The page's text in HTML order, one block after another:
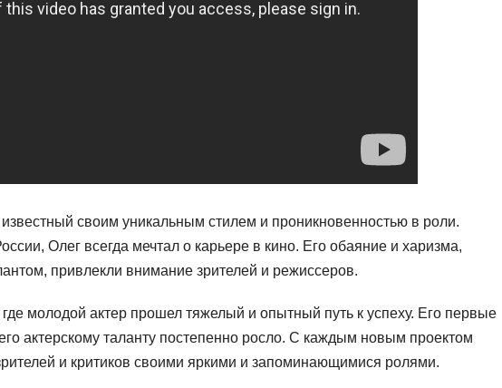
своим уникальным стилем и проникновенностью в роли.
Олег всегда мечтал о карьере в кино. Его обаяние и харизма,
привлекли внимание зрителей и режиссеров.
молодой актер прошел тяжелый и опытный путь к успеху. Его первые
актерскому таланту постепенно росло. С каждым новым проектом
и критиков своими яркими и запоминающимися ролями.